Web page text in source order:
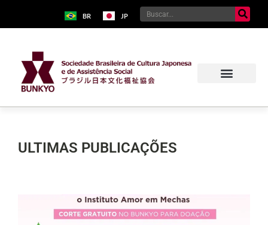
BR JP
ULTIMAS PUBLICAÇÕES